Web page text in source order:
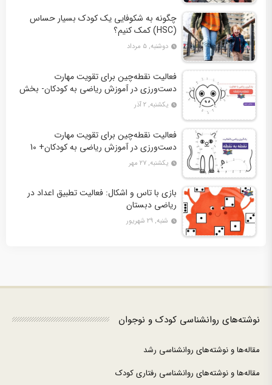
چگونه به شکوفایی یک کودک بسیار حساس
(HSC) کمک کنیم؟
دوشنبه, ۵ مرداد
فعالیت نقطه‌چین برای تقویت مهارت
دست‌ورزی در آموزش ریاضی به کودکان- بخش
دوم + 10 کاربرگ فعالیت
یکشنبه, ۲ آذر
فعالیت نقطه‌چین برای تقویت مهارت
دست‌ورزی در آموزش ریاضی به کودکان+ 10
کاربرگ فعالیت
یکشنبه, ۲۷ مهر
بازی با تاس و اشکال: فعالیت تطبیق اعداد در
ریاضی دبستان
شنبه, ۲۹ شهریور
نوشته‌های روانشناسی کودک و نوجوان
مقاله‌ها و نوشته‌های روانشناسی رشد
مقاله‌ها و نوشته‌های روانشناسی رفتاری کودک